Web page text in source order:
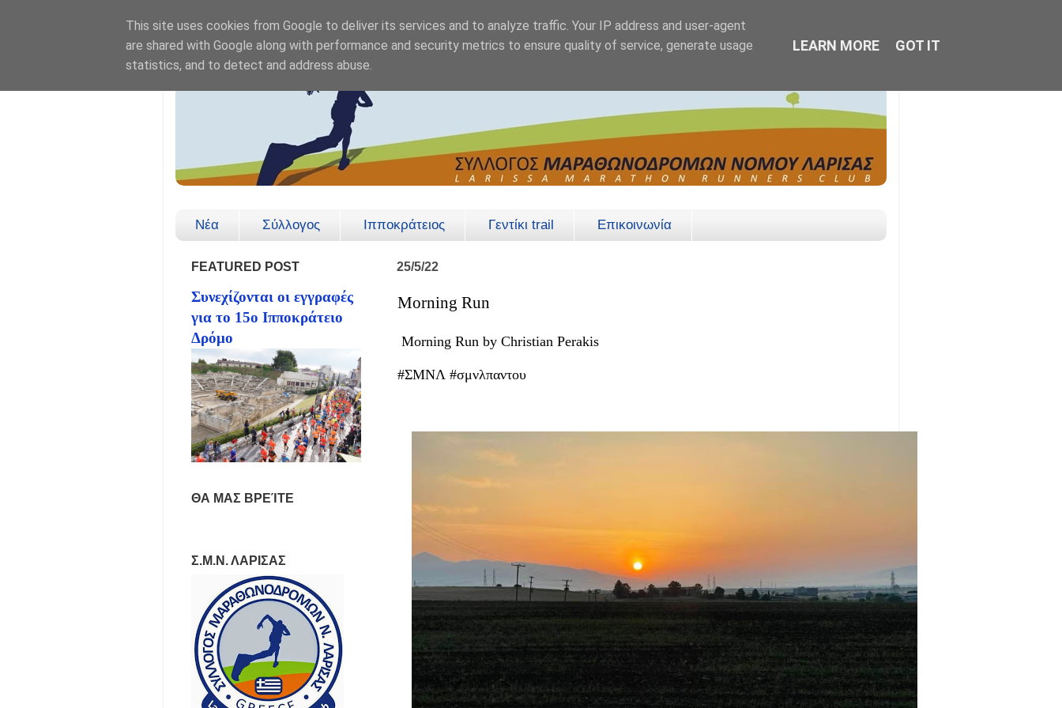
Νέα Σύλλογος Ιπποκράτειος Γεντίκι trail Επικοινωνία
25/5/22
Morning Run
Morning Run by Christian Perakis
#ΣΜΝΛ #σμνλπαντου
FEATURED POST
Συνεχίζονται οι εγγραφές
για το 15ο Ιπποκράτειο
Δρόμο
ΘΑ ΜΑΣ ΒΡΕΊΤΕ
Σ.Μ.Ν. ΛΑΡΙΣΑΣ
This site uses cookies from Google to deliver its services and to analyze traffic. Your IP address and user-agent
are shared with Google along with performance and security metrics to ensure quality of service, generate usage
statistics, and to detect and address abuse.
LEARN MORE GOT IT